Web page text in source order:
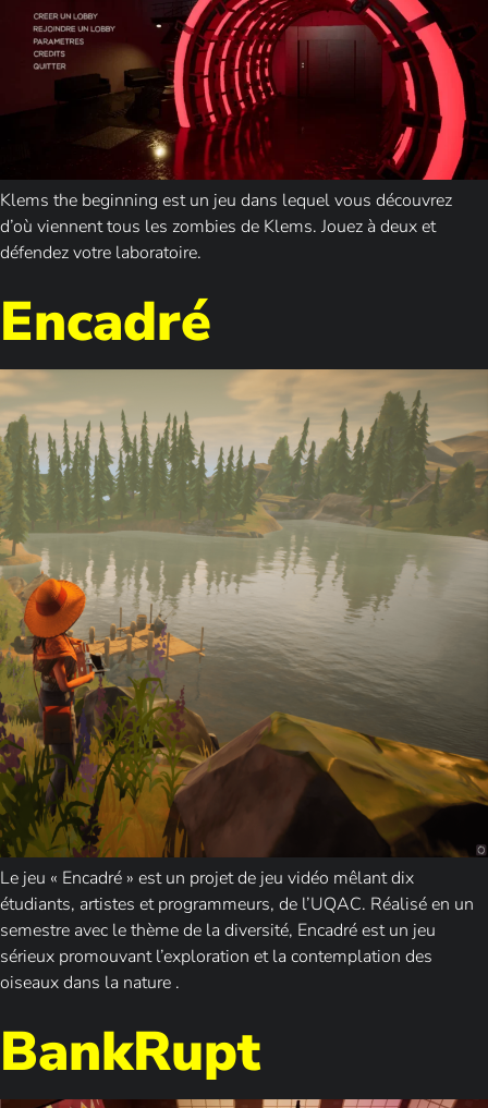
Klems the beginning est un jeu dans lequel vous découvrez
d’où viennent tous les zombies de Klems. Jouez à deux et
défendez votre laboratoire.
Encadré
Le jeu « Encadré » est un projet de jeu vidéo mêlant dix
étudiants, artistes et programmeurs, de l’UQAC. Réalisé en un
semestre avec le thème de la diversité, Encadré est un jeu
sérieux promouvant l’exploration et la contemplation des
oiseaux dans la nature .
BankRupt